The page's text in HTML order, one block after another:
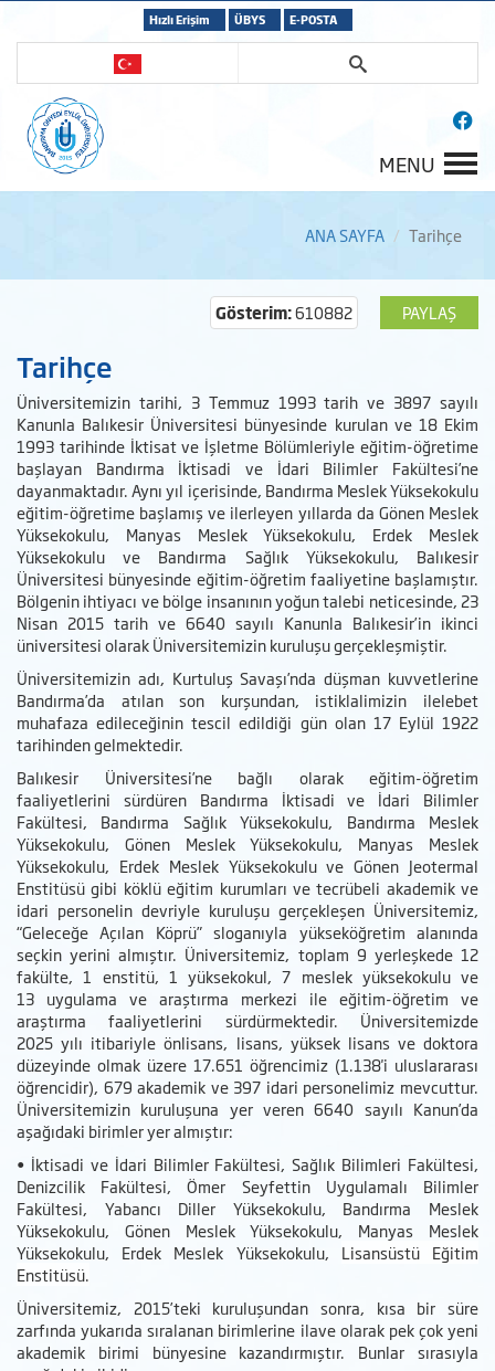
Hızlı Erişim ÜBYS E-POSTA
MENU
ANA SAYFA Tarihçe
PAYLAŞ
Gösterim:610882
Tarihçe
Üniversitemizin tarihi, 3 Temmuz 1993 tarih ve 3897 sayılı
Kanunla Balıkesir Üniversitesi bünyesinde kurulan ve 18 Ekim
1993 tarihinde İktisat ve İşletme Bölümleriyle eğitim-öğretime
başlayan Bandırma İktisadi ve İdari Bilimler Fakültesi’ne
dayanmaktadır. Aynı yıl içerisinde, Bandırma Meslek Yüksekokulu
eğitim-öğretime başlamış ve ilerleyen yıllarda da Gönen Meslek
Yüksekokulu, Manyas Meslek Yüksekokulu, Erdek Meslek
Yüksekokulu ve Bandırma Sağlık Yüksekokulu, Balıkesir
Üniversitesi bünyesinde eğitim-öğretim faaliyetine başlamıştır.
Bölgenin ihtiyacı ve bölge insanının yoğun talebi neticesinde, 23
Nisan 2015 tarih ve 6640 sayılı Kanunla Balıkesir’in ikinci
üniversitesi olarak Üniversitemizin kuruluşu gerçekleşmiştir.
Üniversitemizin adı, Kurtuluş Savaşı’nda düşman kuvvetlerine
Bandırma’da atılan son kurşundan, istiklalimizin ilelebet
muhafaza edileceğinin tescil edildiği gün olan 17 Eylül 1922
tarihinden gelmektedir.
Balıkesir Üniversitesi’ne bağlı olarak eğitim-öğretim
faaliyetlerini sürdüren Bandırma İktisadi ve İdari Bilimler
Fakültesi, Bandırma Sağlık Yüksekokulu, Bandırma Meslek
Yüksekokulu, Gönen Meslek Yüksekokulu, Manyas Meslek
Yüksekokulu, Erdek Meslek Yüksekokulu ve Gönen Jeotermal
Enstitüsü gibi köklü eğitim kurumları ve tecrübeli akademik ve
idari personelin devriyle kuruluşu gerçekleşen Üniversitemiz,
“Geleceğe Açılan Köprü” sloganıyla yükseköğretim alanında
seçkin yerini almıştır. Üniversitemiz, toplam 9 yerleşkede 12
fakülte, 1 enstitü, 1 yüksekokul, 7 meslek yüksekokulu ve
13 uygulama ve araştırma merkezi ile eğitim-öğretim ve
araştırma faaliyetlerini sürdürmektedir. Üniversitemizde
2025 yılı itibariyle önlisans, lisans, yüksek lisans ve doktora
düzeyinde olmak üzere 17.651 öğrencimiz (1.138'i uluslararası
öğrencidir), 679 akademik ve 397 idari personelimiz mevcuttur.
Üniversitemizin kuruluşuna yer veren 6640 sayılı Kanun’da
aşağıdaki birimler yer almıştır:
• İktisadi ve İdari Bilimler Fakültesi, Sağlık Bilimleri Fakültesi,
Denizcilik Fakültesi, Ömer Seyfettin Uygulamalı Bilimler
Fakültesi, Yabancı Diller Yüksekokulu, Bandırma Meslek
Yüksekokulu, Gönen Meslek Yüksekokulu, Manyas Meslek
Yüksekokulu, Erdek Meslek Yüksekokulu, Lisansüstü Eğitim
Enstitüsü.
Üniversitemiz, 2015’teki kuruluşundan sonra, kısa bir süre
zarfında yukarıda sıralanan birimlerine ilave olarak pek çok yeni
akademik birimi bünyesine kazandırmıştır. Bunlar sırasıyla